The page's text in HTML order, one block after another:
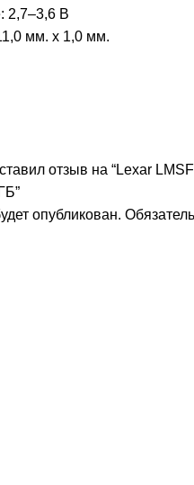
2,7–3,6 В
мм. x 1,0 мм.
отзыв на “Lexar
опубликован.